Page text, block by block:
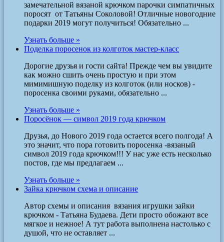
замечательной вязаной крючком парочки симпатичных
поросят от Татьяны Соколовой! Отличные новогодние
подарки 2019 могут получиться! Обязательно ...
Узнать больше »
Поделка поросенок из колготок мастер-класс
Дорогие друзья и гости сайта! Прежде чем вы увидите
как можно сшить очень простую и при этом
мимимишную поделку из колготок (или носков) -
поросенка своими руками, обязательно ...
Узнать больше »
Поросёнок — символ 2019 года крючком
Друзья, до Нового 2019 года остается всего полгода! А
это значит, что пора готовить поросенка -вязаный
символ 2019 года крючком!!! У нас уже есть несколько
постов, где мы предлагаем ...
Узнать больше »
Зайка крючком схема и описание
Автор схемы и описания вязания игрушки зайки
крючком - Татьяна Будаева. Дети просто обожают все
мягкое и нежное! А тут работа выполнена настолько с
душой, что не оставляет ...